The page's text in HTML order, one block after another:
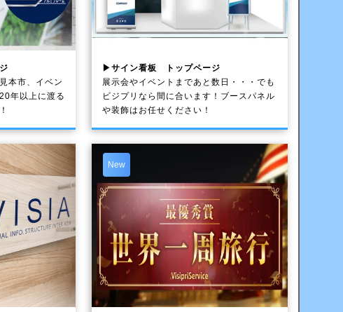
本市、イベン
年以上に渡る
▶サイン看板 トップページ
展示会やイベントまであと数日・・・でも
ビジプリなら間に合います！ブースパネル
や装飾はお任せください！
New